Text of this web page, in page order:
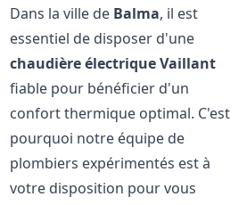
Dans la ville de Balma, il est
essentiel de disposer d'une
chaudière électrique Vaillant
fiable pour bénéficier d'un
confort thermique optimal. C'est
pourquoi notre équipe de
plombiers expérimentés est à
votre disposition pour vous